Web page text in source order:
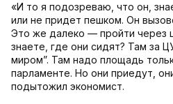
«И то я подозреваю, что он,
или не придет пешком. Он
Это же далеко — пройти через
знаете, где они сидят? Там за
миром”. Там надо площадь
парламенте. Но они приедут,
подытожил экономист.